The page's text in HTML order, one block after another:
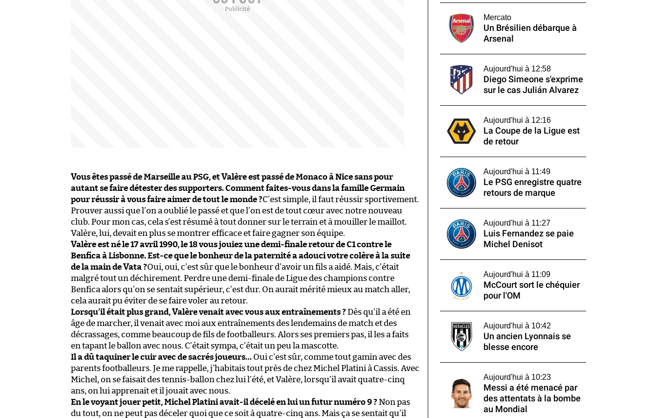
Vous êtes passé de Marseille au PSG, et Valère est passé de Monaco à Nice sans pour
autant se faire détester des supporters. Comment faites-vous dans la famille Germain
pour réussir à vous faire aimer de tout le monde ?C’est simple, il faut réussir sportivement.
Prouver aussi que l’on a oublié le passé et que l’on est de tout cœur avec notre nouveau
club. Pour mon cas, cela s’est résumé à tout donner sur le terrain et à mouiller le maillot.
Valère, lui, devait en plus se montrer efficace et faire gagner son équipe.
Valère est né le 17 avril 1990, le 18 vous jouiez une demi-finale retour de C1 contre le
Benfica à Lisbonne. Est-ce que le bonheur de la paternité a adouci votre colère à la suite
de la main de Vata ?Oui, oui, c’est sûr que le bonheur d’avoir un fils a aidé. Mais, c’était
malgré tout un déchirement. Perdre une demi-finale de Ligue des champions contre
Benfica alors qu’on se sentait supérieur, c’est dur. On aurait mérité mieux au match aller,
cela aurait pu éviter de se faire voler au retour.
Lorsqu’il était plus grand, Valère venait avec vous aux entraînements ? Dès qu’il a été en
âge de marcher, il venait avec moi aux entraînements des lendemains de match et des
décrassages, comme beaucoup de fils de footballeurs. Alors ses premiers pas, il les a faits
en tapant le ballon avec nous. C’était sympa, c’était un peu la mascotte.
Il a dû taquiner le cuir avec de sacrés joueurs… Oui c’est sûr, comme tout gamin avec des
parents footballeurs. Je me rappelle, j’habitais tout près de chez Michel Platini à Cassis. Avec
Michel, on se faisait des tennis-ballon chez lui l’été, et Valère, lorsqu’il avait quatre-cinq
ans, on lui apprenait et il jouait avec nous.
En le voyant jouer petit, Michel Platini avait-il décelé en lui un futur numéro 9 ? Non pas
du tout, on ne peut pas déceler quoi que ce soit à quatre-cinq ans. Mais ça se sentait qu’il
Mercato
Un Brésilien débarque à
Arsenal
Aujourd'hui à 12:58
Diego Simeone s'exprime
sur le cas Julián Alvarez
Aujourd'hui à 12:16
La Coupe de la Ligue est
de retour
Aujourd'hui à 11:49
Le PSG enregistre quatre
retours de marque
Aujourd'hui à 11:27
Luis Fernandez se paie
Michel Denisot
Aujourd'hui à 11:09
McCourt sort le chéquier
pour l'OM
Aujourd'hui à 10:42
Un ancien Lyonnais se
blesse encore
Aujourd'hui à 10:23
Messi a été menacé par
des attentats à la bombe
au Mondial